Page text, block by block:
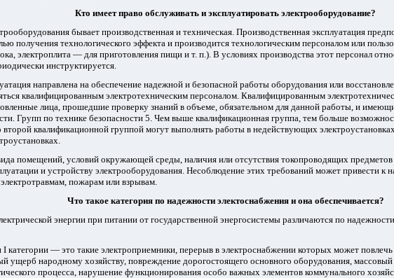
Кто имеет право обслуживать и эксплуатировать электрооборудование?
бывает производственная и техническая. Производственная эксплуатация
получения технологического эффекта и производится технологическим персоналом или
электроплита — для приготовления пищи и т. п.). В условиях производства этот персонал
инструктируется.
направлена на обеспечение надежной и безопасной работы оборудования или
квалифицированным электротехническим персоналом. Квалифицированным
лица, прошедшие проверку знаний в объеме, обязательном для данной работы, и
Групп по технике безопасности 5. Чем выше квалификационная группа, тем больше
второй квалификационной группой могут выполнять работы в недействующих
помещений, условий окружающей среды, наличия или отсутствия токопроводящих
и устройству электрооборудования. Несоблюдение этих требований может привести к
пожарам или взрывам.
Что такое категория по надежности электоснабжения и она обеспечивается?
энергии при питании от государственной энергосистемы различаются по
категории — это такие электроприемники, перерыв в электроснабжении которых может
ущерб народному хозяйству, повреждение дорогостоящего основного оборудования,
процесса, нарушение функционирования особо важных элементов коммунального